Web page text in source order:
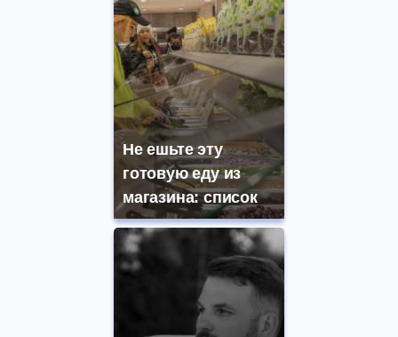
Не ешьте эту
готовую еду из
магазина: список